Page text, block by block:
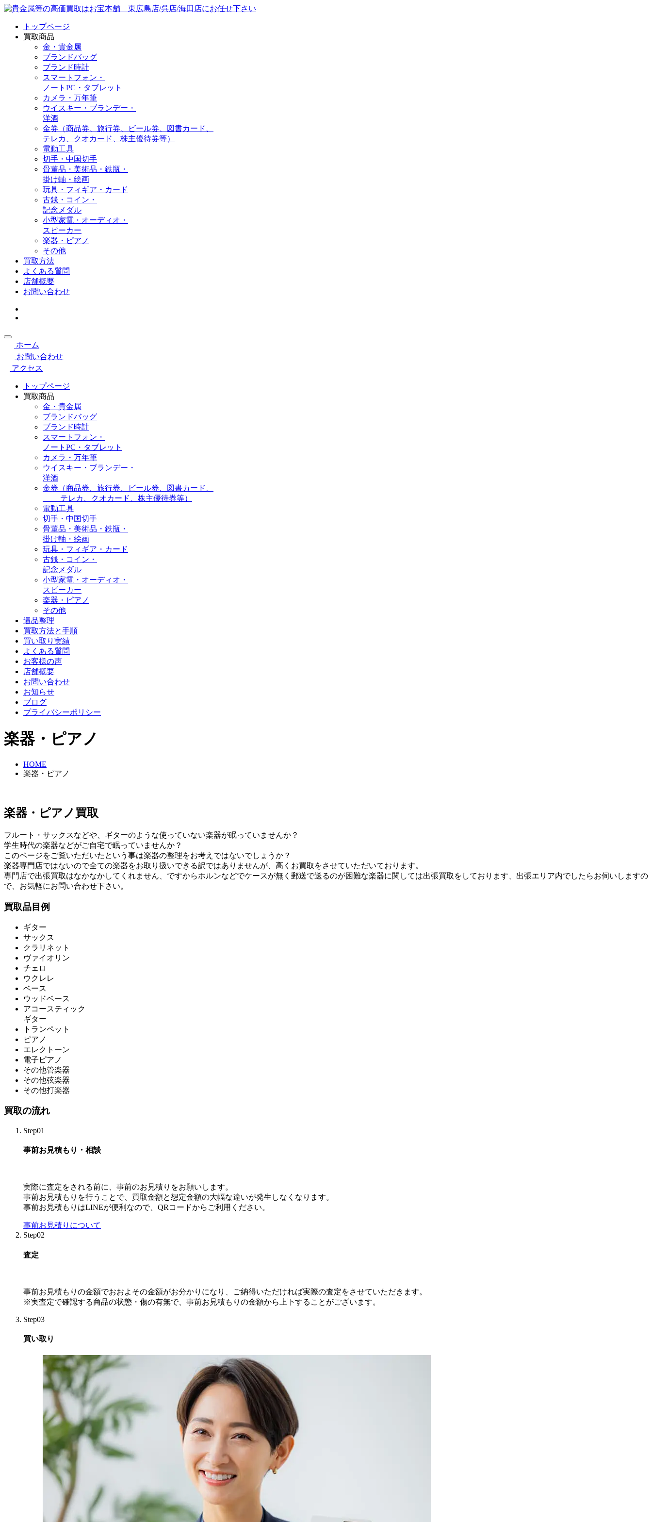
トップページ
買取商品
金・貴金属
ブランドバッグ
ブランド時計
スマートフォン・
ノートPC・タブレット
カメラ・万年筆
ウイスキー・ブランデー・
洋酒
金券（商品券、旅行券、ビール券、図書カード、
テレカ、クオカード、株主優待券等）
電動工具
切手・中国切手
骨董品・美術品・鉄瓶・
掛け軸・絵画
玩具・フィギア・カード
古銭・コイン・
記念メダル
小型家電・オーディオ・
スピーカー
楽器・ピアノ
その他
買取方法
よくある質問
店舗概要
お問い合わせ
ホーム
お問い合わせ
アクセス
トップページ
買取商品
金・貴金属
ブランドバッグ
ブランド時計
スマートフォン・
ノートPC・タブレット
カメラ・万年筆
ウイスキー・ブランデー・
洋酒
金券（商品券、旅行券、ビール券、図書カード、
テレカ、クオカード、株主優待券等）
電動工具
切手・中国切手
骨董品・美術品・鉄瓶・
掛け軸・絵画
玩具・フィギア・カード
古銭・コイン・
記念メダル
小型家電・オーディオ・
スピーカー
楽器・ピアノ
その他
遺品整理
買取方法と手順
買い取り実績
よくある質問
お客様の声
店舗概要
お問い合わせ
お知らせ
ブログ
プライバシーポリシー
楽器・ピアノ
HOME
楽器・ピアノ
楽器・ピアノ買取
フルート・サックスなどや、ギターのような使っていない楽器が眠っていませんか？
学生時代の楽器などがご自宅で眠っていませんか？
このページをご覧いただいたという事は楽器の整理をお考えではないでしょうか？
楽器専門店ではないので全ての楽器をお取り扱いできる訳ではありませんが、高くお買取をさせていただいております。
専門店で出張買取はなかなかしてくれません、ですからホルンなどでケースが無く郵送で送るのが困難な楽器に関しては出張買取をしております、出張エリア内でしたらお伺いしますの
で、お気軽にお問い合わせ下さい。
買取品目例
ギター
サックス
クラリネット
ヴァイオリン
チェロ
ウクレレ
ベース
ウッドベース
アコースティック
ギター
トランペット
ピアノ
エレクトーン
電子ピアノ
その他管楽器
その他弦楽器
その他打楽器
買取の流れ
Step01
事前お見積もり・相談
実際に査定をされる前に、事前のお見積りをお願いします。
事前お見積もりを行うことで、買取金額と想定金額の大幅な違いが発生しなくなります。
事前お見積もりはLINEが便利なので、QRコードからご利用ください。
事前お見積りについて
Step02
査定
事前お見積もりの金額でおおよその金額がお分かりになり、ご納得いただければ実際の査定をさせていただきます。
※実査定で確認する商品の状態・傷の有無で、事前お見積もりの金額から上下することがございます。
Step03
買い取り